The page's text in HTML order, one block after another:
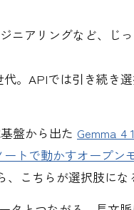
アリングなど、じっ
。APIでは引き続き選
盤から出た Gemma 4
トで動かすオープン
こちらが選択肢にな